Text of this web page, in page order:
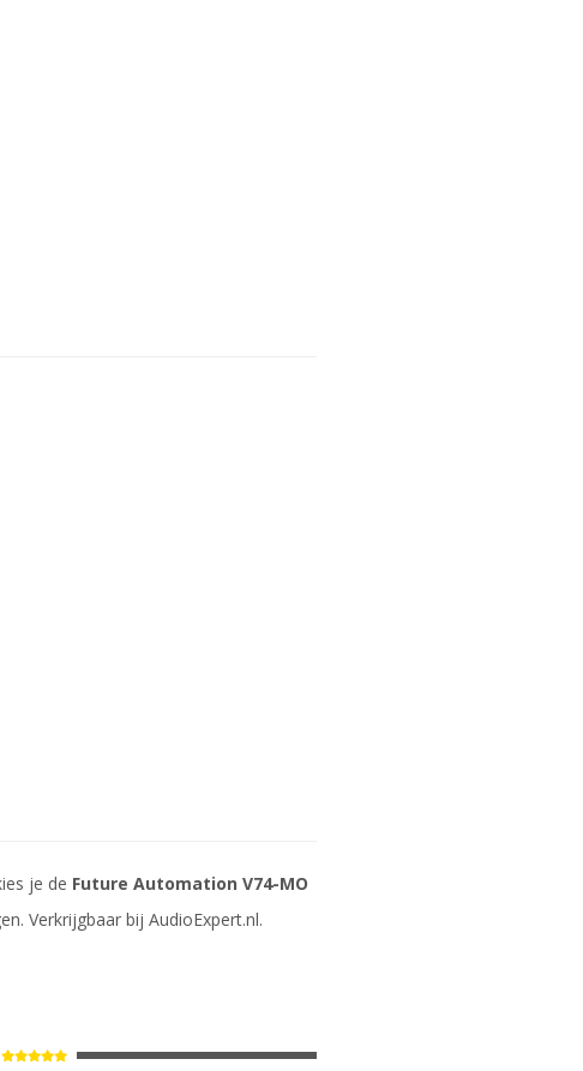
je de Future Automation V74-MO
Verkrijgbaar bij AudioExpert.nl.